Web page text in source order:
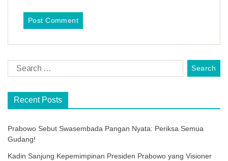
Recent Posts
Prabowo Sebut Swasembada Pangan Nyata: Periksa Semua
Gudang!
Kadin Sanjung Kepemimpinan Presiden Prabowo yang Visioner